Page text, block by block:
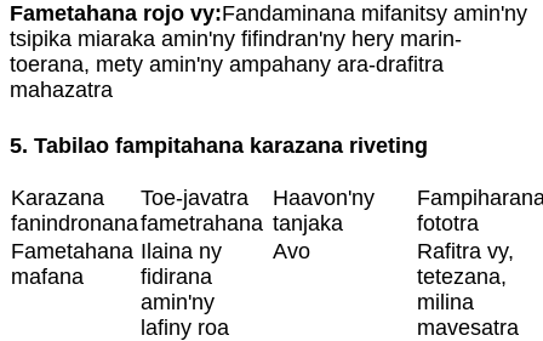
Fametahana rojo vy:Fandaminana mifanitsy amin'ny
tsipika miaraka amin'ny fifindran'ny hery marin-
toerana, mety amin'ny ampahany ara-drafitra
mahazatra
5. Tabilao fampitahana karazana riveting
Karazana
fanindronana
Toe-javatra
fametrahana
Haavon'ny
tanjaka
fototra
Fametahana
mafana
Ilaina ny
fidirana
amin'ny
lafiny roa
Avo
Rafitra vy,
tetezana,
milina
mavesatra